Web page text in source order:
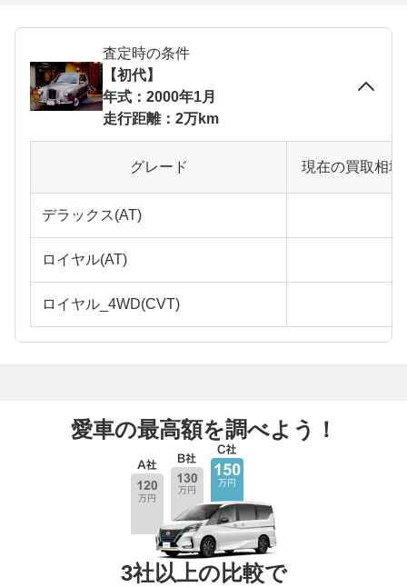
査定時の条件
【初代】
年式：2000年1月
走行距離：2万km
グレード 現在の買取相
デラックス(AT)
ロイヤル(AT)
ロイヤル_4WD(CVT)
愛車の最高額を調べよう！
3社以上の比較で